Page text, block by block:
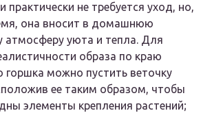
практически не требуется уход, но,
она вносит в домашнюю
атмосферу уюта и тепла. Для
образа по краю
горшка можно пустить веточку
ее таким образом, чтобы
элементы крепления растений;